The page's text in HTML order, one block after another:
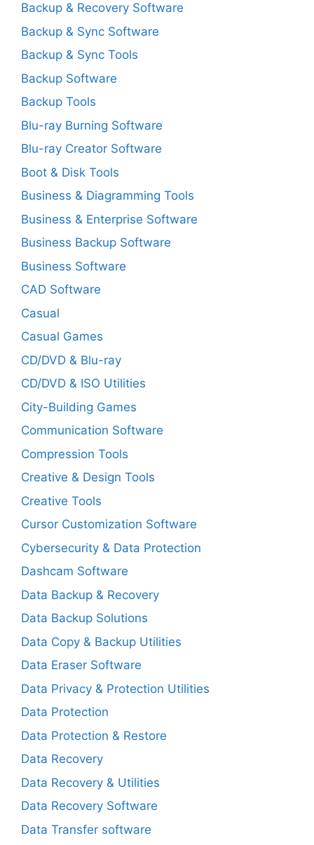
Backup & Recovery Software
Backup & Sync Software
Backup & Sync Tools
Backup Software
Backup Tools
Blu-ray Burning Software
Blu-ray Creator Software
Boot & Disk Tools
Business & Diagramming Tools
Business & Enterprise Software
Business Backup Software
Business Software
CAD Software
Casual
Casual Games
CD/DVD & Blu-ray
CD/DVD & ISO Utilities
City-Building Games
Communication Software
Compression Tools
Creative & Design Tools
Creative Tools
Cursor Customization Software
Cybersecurity & Data Protection
Dashcam Software
Data Backup & Recovery
Data Backup Solutions
Data Copy & Backup Utilities
Data Eraser Software
Data Privacy & Protection Utilities
Data Protection
Data Protection & Restore
Data Recovery
Data Recovery & Utilities
Data Recovery Software
Data Transfer software